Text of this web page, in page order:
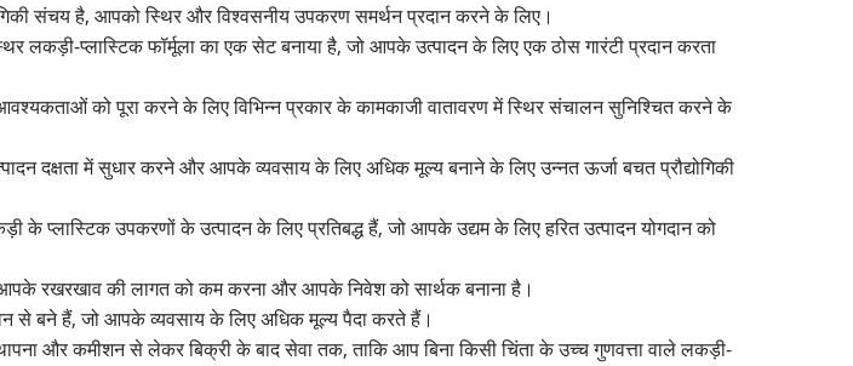
संचय है, आपको स्थिर और विश्वसनीय उपकरण समर्थन प्रदान करने के लिए।
प्लास्टिक फॉर्मूला का एक सेट बनाया है, जो आपके उत्पादन के लिए एक ठोस गारंटी प्रदान करता
को पूरा करने के लिए विभिन्न प्रकार के कामकाजी वातावरण में स्थिर संचालन सुनिश्चित करने के
दक्षता में सुधार करने और आपके व्यवसाय के लिए अधिक मूल्य बनाने के लिए उन्नत ऊर्जा बचत प्रौद्योगिकी
के प्लास्टिक उपकरणों के उत्पादन के लिए प्रतिबद्ध हैं, जो आपके उद्यम के लिए हरित उत्पादन योगदान को
रखरखाव की लागत को कम करना और आपके निवेश को सार्थक बनाना है।
से बने हैं, जो आपके व्यवसाय के लिए अधिक मूल्य पैदा करते हैं।
और कमीशन से लेकर बिक्री के बाद सेवा तक, ताकि आप बिना किसी चिंता के उच्च गुणवत्ता वाले लकड़ी-